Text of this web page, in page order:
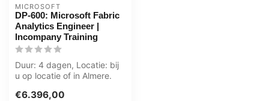
MICROSOFT
DP-600: Microsoft Fabric
Analytics Engineer |
Incompany Training
Duur: 4 dagen, Locatie: bij
u op locatie of in Almere.
€6.396,00